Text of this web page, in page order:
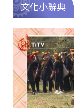
文化小辭典